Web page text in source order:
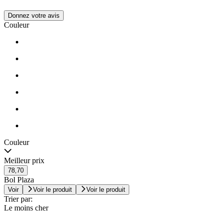
Donnez votre avis
Couleur
Couleur
Meilleur prix
78,70
Bol Plaza
Voir Voir le produit Voir le produit
Trier par:
Le moins cher